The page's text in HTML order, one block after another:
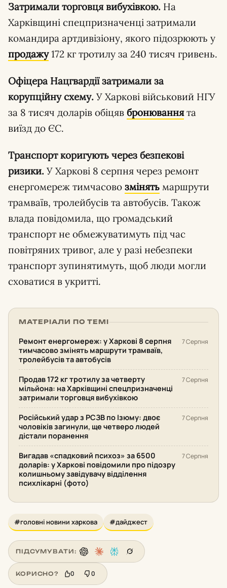
Затримали торговця вибухівкою. На
Харківщині спецпризначенці затримали
командира артдивізіону, якого підозрюють у
продажу172 кг тротилу за 240 тисяч гривень.
Офіцера Нацгвардії затримали за
корупційну схему. У Харкові військовий НГУ
за 8 тисяч доларів обіцяв бронюваннята
виїзд до ЄС.
Транспорт коригують через безпекові
ризики. У Харкові 8 серпня через ремонт
енергомереж тимчасово змінять маршрути
трамваїв, тролейбусів та автобусів. Також
влада повідомила, що громадський
транспорт не обмежуватимуть під час
повітряних тривог, але у разі небезпеки
транспорт зупинятимуть, щоб люди могли
сховатися в укритті.
МАТЕРІАЛИ ПО ТЕМІ
Ремонт енергомереж: у Харкові 8 серпня
тимчасово змінять маршрути трамваїв,
тролейбусів та автобусів
7 Серпня
Продав 172 кг тротилу за четверту
мільйона: на Харківщині спецпризначенці
затримали торговця вибухівкою
7 Серпня
Російський удар з РСЗВ по Ізюму: двоє
чоловіків загинули, ще четверо людей
дістали поранення
7 Серпня
Вигадав «спадковий психоз» за 6500
доларів: у Харкові повідомили про підозру
колишньому завідувачу відділення
психлікарні (фото)
7 Серпня
#головні новини харкова #дайджест
ПІДСУМУВАТИ:
КОРИСНО? 0 0